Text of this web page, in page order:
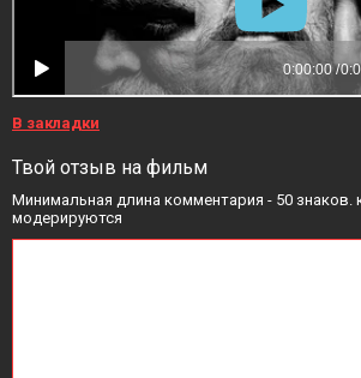
В закладки
Твой отзыв на фильм
Минимальная длина комментария - 50 знаков.
модерируются